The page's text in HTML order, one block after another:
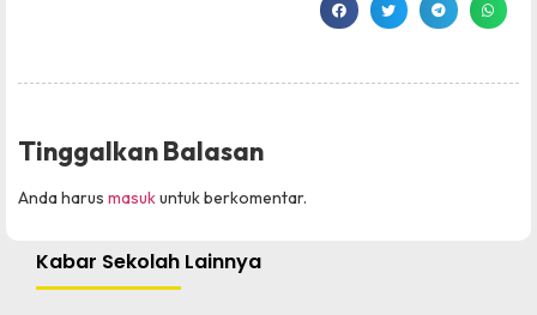
Tinggalkan Balasan
Anda harus masukuntuk berkomentar.
Kabar Sekolah Lainnya